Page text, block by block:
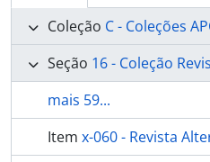
Coleção C - Coleções
Seção 16 - Coleção
mais 59...
Item x-060 - Revista